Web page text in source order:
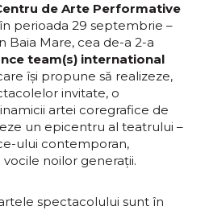
de Arte Performative
perioada 29 septembrie –
Baia Mare, cea de-a 2-a
team(s) international
îşi propune să realizeze,
invitate, o
artei coregrafice de
un epicentru al teatrului –
ului contemporan,
noilor generații.
spectacolului sunt în